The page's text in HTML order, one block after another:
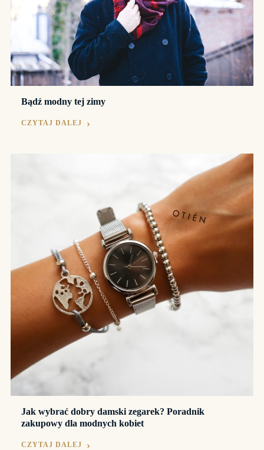
Bądź modny tej zimy
CZYTAJ DALEJ
Jak wybrać dobry damski zegarek? Poradnik
zakupowy dla modnych kobiet
CZYTAJ DALEJ